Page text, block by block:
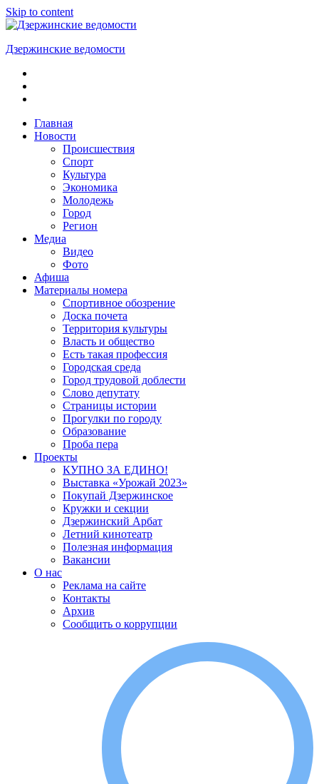
Skip to content
Дзержинские ведомости
ОБЩЕСТВЕННО-
ПОЛИТИЧЕСКАЯ
ГАЗЕТАГлавная
Новости
Происшествия
Спорт
Культура
Экономика
Молодежь
Город
Регион
Медиа
Видео
Фото
Афиша
Материалы номера
Спортивное обозрение
Доска почета
Территория культуры
Власть и общество
Есть такая профессия
Городская среда
Город трудовой доблести
Слово депутату
Страницы истории
Прогулки по городу
Образование
Проба пера
Проекты
КУПНО ЗА ЕДИНО!
Выставка «Урожай 2023»
Покупай Дзержинское
Кружки и секции
Дзержинский Арбат
Летний кинотеатр
Полезная информация
Вакансии
О нас
Реклама на сайте
Контакты
Архив
Сообщить о коррупции